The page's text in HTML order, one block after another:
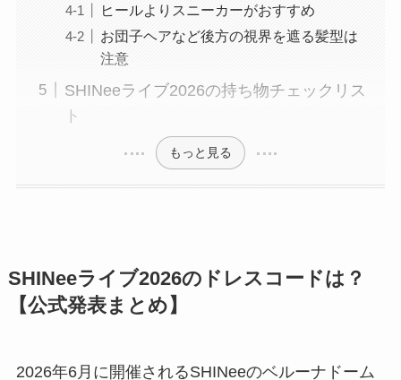
ヒールよりスニーカーがおすすめ
お団子ヘアなど後方の視界を遮る髪型は
注意
SHINeeライブ2026の持ち物チェックリス
ト
もっと見る
SHINeeライブ2026のドレスコードは？
【公式発表まとめ】
2026年6月に開催されるSHINeeのベルーナドーム